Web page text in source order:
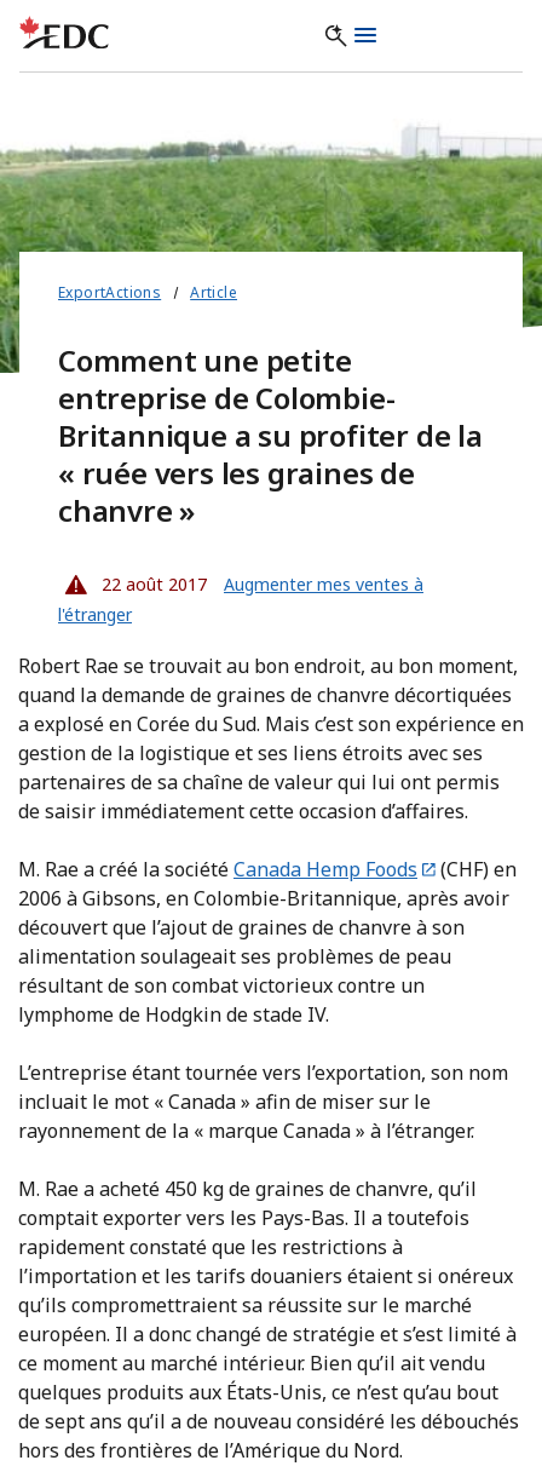
ExportActions Article
Comment une petite
entreprise de Colombie-
Britannique a su profiter de la
« ruée vers les graines de
chanvre »
22 août 2017
Augmenter mes ventes à
l'étranger
Robert Rae se trouvait au bon endroit, au bon moment,
quand la demande de graines de chanvre décortiquées
a explosé en Corée du Sud. Mais c’est son expérience en
gestion de la logistique et ses liens étroits avec ses
partenaires de sa chaîne de valeur qui lui ont permis
de saisir immédiatement cette occasion d’affaires.
M. Rae a créé la sociétéCanada Hemp Foods
(CHF) en
2006 à Gibsons, en Colombie-Britannique, après avoir
découvert que l’ajout de graines de chanvre à son
alimentation soulageait ses problèmes de peau
résultant de son combat victorieux contre un
lymphome de Hodgkin de stade IV.
L’entreprise étant tournée vers l’exportation, son nom
incluait le mot « Canada » afin de miser sur le
rayonnement de la « marque Canada » à l’étranger.
M. Rae a acheté 450 kg de graines de chanvre, qu’il
comptait exporter vers les Pays-Bas. Il a toutefois
rapidement constaté que les restrictions à
l’importation et les tarifs douaniers étaient si onéreux
qu’ils compromettraient sa réussite sur le marché
européen. Il a donc changé de stratégie et s’est limité à
ce moment au marché intérieur. Bien qu’il ait vendu
quelques produits aux États-Unis, ce n’est qu’au bout
de sept ans qu’il a de nouveau considéré les débouchés
hors des frontières de l’Amérique du Nord.